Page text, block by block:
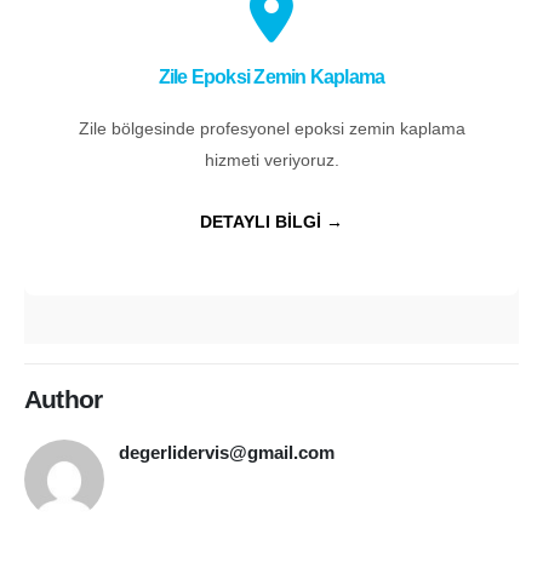
Zile Epoksi Zemin Kaplama
Zile bölgesinde profesyonel epoksi zemin kaplama
hizmeti veriyoruz.
DETAYLI BİLGİ →
Author
degerlidervis@gmail.com